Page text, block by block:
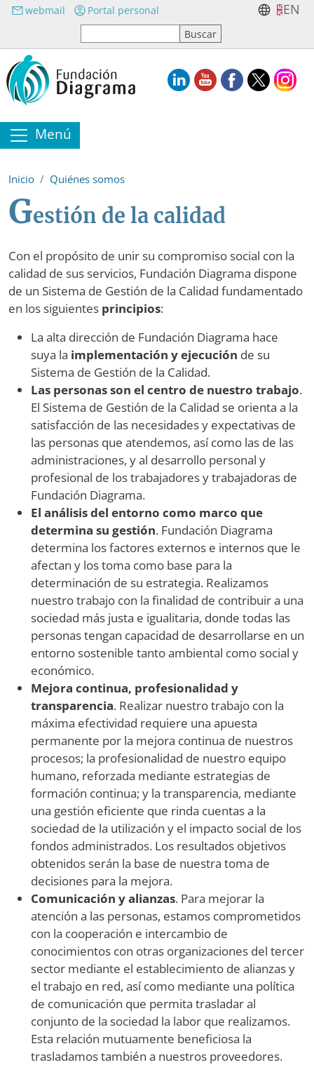
Pasar al contenido principal
webmail Portal personal EN
Menú
Inicio Quiénes somos
Gestión de la calidad
Con el propósito de unir su compromiso social con la
calidad de sus servicios, Fundación Diagrama dispone
de un Sistema de Gestión de la Calidad fundamentado
en los siguientes principios:
La alta dirección de Fundación Diagrama hace
suya la implementación y ejecución de su
Sistema de Gestión de la Calidad.
Las personas son el centro de nuestro trabajo.
El Sistema de Gestión de la Calidad se orienta a la
satisfacción de las necesidades y expectativas de
las personas que atendemos, así como las de las
administraciones, y al desarrollo personal y
profesional de los trabajadores y trabajadoras de
Fundación Diagrama.
El análisis del entorno como marco que
determina su gestión. Fundación Diagrama
determina los factores externos e internos que le
afectan y los toma como base para la
determinación de su estrategia. Realizamos
nuestro trabajo con la finalidad de contribuir a una
sociedad más justa e igualitaria, donde todas las
personas tengan capacidad de desarrollarse en un
entorno sostenible tanto ambiental como social y
económico.
Mejora continua, profesionalidad y
transparencia. Realizar nuestro trabajo con la
máxima efectividad requiere una apuesta
permanente por la mejora continua de nuestros
procesos; la profesionalidad de nuestro equipo
humano, reforzada mediante estrategias de
formación continua; y la transparencia, mediante
una gestión eficiente que rinda cuentas a la
sociedad de la utilización y el impacto social de los
fondos administrados. Los resultados objetivos
obtenidos serán la base de nuestra toma de
decisiones para la mejora.
Comunicación y alianzas. Para mejorar la
atención a las personas, estamos comprometidos
con la cooperación e intercambio de
conocimientos con otras organizaciones del tercer
sector mediante el establecimiento de alianzas y
el trabajo en red, así como mediante una política
de comunicación que permita trasladar al
conjunto de la sociedad la labor que realizamos.
Esta relación mutuamente beneficiosa la
trasladamos también a nuestros proveedores.